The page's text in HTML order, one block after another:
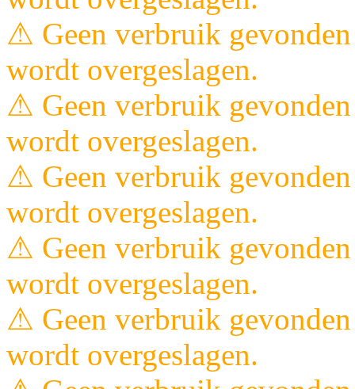
⚠ Geen verbruik
wordt overgeslagen.
⚠ Geen verbruik
wordt overgeslagen.
⚠ Geen verbruik
wordt overgeslagen.
⚠ Geen verbruik
wordt overgeslagen.
⚠ Geen verbruik
wordt overgeslagen.